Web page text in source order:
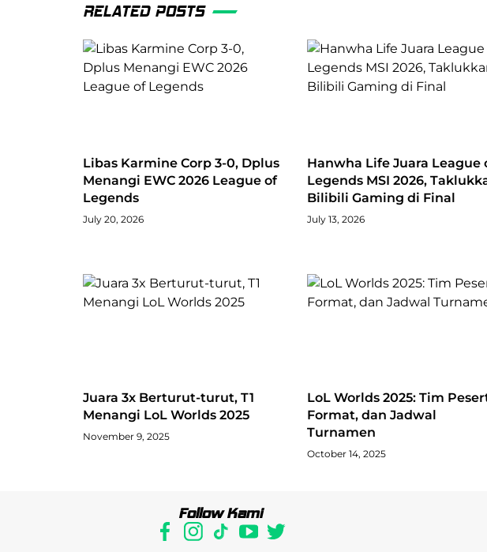
RELATED POSTS
Libas Karmine Corp 3-0, Dplus
Menangi EWC 2026 League of
Legends
July 20, 2026
Hanwha Life Juara League
Legends MSI 2026,
Bilibili Gaming di Final
July 13, 2026
Juara 3x Berturut-turut, T1
Menangi LoL Worlds 2025
November 9, 2025
LoL Worlds 2025: Tim
Format, dan Jadwal
Turnamen
October 14, 2025
Follow Kami